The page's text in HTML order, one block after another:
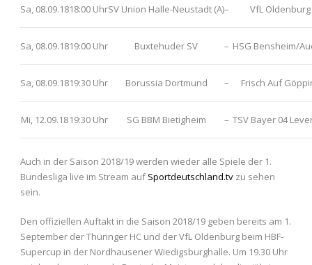
Sa, 08.09.1818:00 UhrSV Union Halle-Neustadt (A)– VfL Oldenburg
Sa, 08.09.1819:00 Uhr Buxtehuder SV – HSG Bensheim/
Sa, 08.09.1819:30 Uhr Borussia Dortmund – Frisch Auf
Mi, 12.09.1819:30 Uhr SG BBM Bietigheim – TSV Bayer 04
Auch in der Saison 2018/19 werden wieder alle Spiele der 1.
Bundesliga live im Stream aufSportdeutschland.tv zu sehen
sein.
Den offiziellen Auftakt in die Saison 2018/19 geben bereits am 1.
September der Thüringer HC und der VfL Oldenburg beim HBF-
Supercup in der Nordhausener Wiedigsburghalle. Um 19.30 Uhr